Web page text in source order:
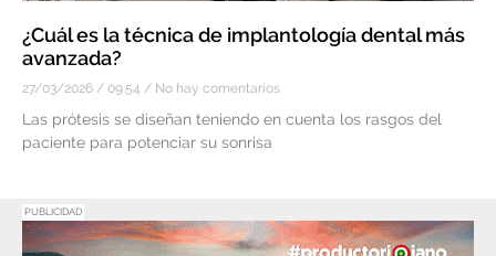
¿Cuál es la técnica de implantología dental más
avanzada?
27/03/2026 09:54 No hay comentarios
Las prótesis se diseñan teniendo en cuenta los rasgos del
paciente para potenciar su sonrisa
PUBLICIDAD